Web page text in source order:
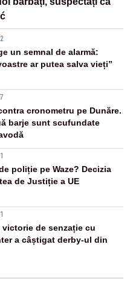
un semnal de alarmă:
ar putea salva vieți”
cronometru pe Dunăre.
barje sunt scufundate
poliție pe Waze? Decizia
de Justiție a UE
de senzație cu
a câștigat derby-ul din